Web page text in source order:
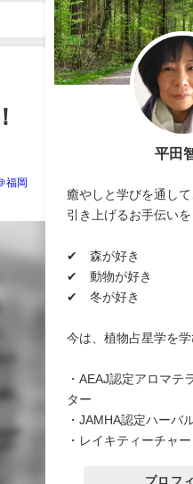
2019年2月8日
福岡
平田
癒やしと学びを通し
引き上げるお手伝いを
✔ 森が好き
✔ 動物が好き
✔ 冬が好き
今は、植物占星学を学
・AEAJ認定アロマテ
ター
・JAMHA認定ハーバ
・レイキティーチャ
プロフ